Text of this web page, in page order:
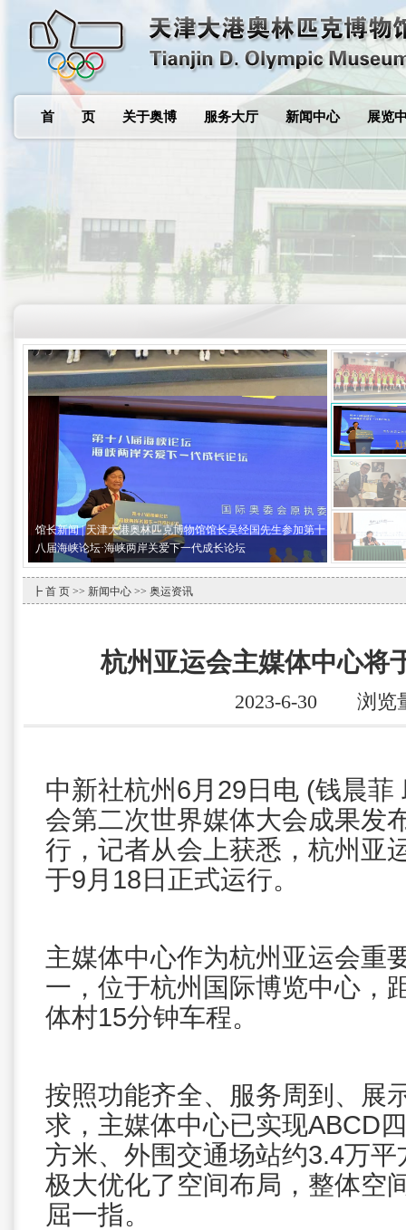
首 页 关于奥博 服务大厅 新闻中心 展览
馆长新闻 | 天津大港奥林匹克博物馆馆长吴经国先生参加第十
八届海峡论坛·海峡两岸关爱下一代成长论坛
┣ 首 页 >> 新闻中心 >> 奥运资讯
杭州亚运会主媒体中心将
2023-6-30 浏览
中新社杭州6月29日电 (钱晨菲
会第二次世界媒体大会成果发
行，记者从会上获悉，杭州亚
于9月18日正式运行。
主媒体中心作为杭州亚运会重
一，位于杭州国际博览中心，
体村15分钟车程。
按照功能齐全、服务周到、展
求，主媒体中心已实现ABCD
方米、外围交通场站约3.4万
极大优化了空间布局，整体空
屈一指。